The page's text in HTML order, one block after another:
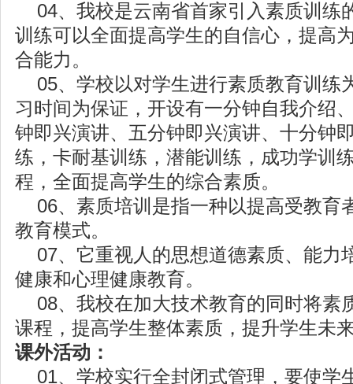
04、我校是云南省首家引入素质训练
训练可以全面提高学生的自信心，提高
合能力。
05、学校以对学生进行素质教育训练
习时间为保证，开设有一分钟自我介绍
钟即兴演讲、五分钟即兴演讲、十分钟
练，卡耐基训练，潜能训练，成功学训
程，全面提高学生的综合素质。
06、素质培训是指一种以提高受教育
教育模式。
07、它重视人的思想道德素质、能力
健康和心理健康教育。
08、我校在加大技术教育的同时将素
课程，提高学生整体素质，提升学生未
课外活动：
01、学校实行全封闭式管理，要使学